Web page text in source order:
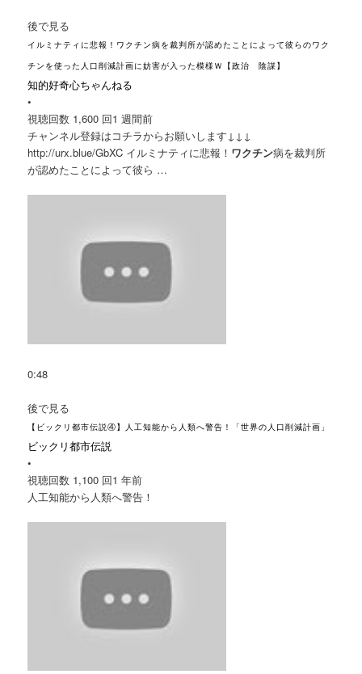
後で見る
イルミナティに悲報！ワクチン病を裁判所が認めたことによって彼らのワク
チンを使った人口削減計画に妨害が入った模様Ｗ【政治 陰謀】
知的好奇心ちゃんねる
•
視聴回数 1,600 回1 週間前
チャンネル登録はコチラからお願いします↓↓↓
http://urx.blue/GbXC イルミナティに悲報！ ワクチン病を裁判所
が認めたことによって彼ら …
0:48
後で見る
【ビックリ都市伝説④】人工知能から人類へ警告！「世界の人口削減計画」
ビックリ都市伝説
•
視聴回数 1,100 回1 年前
人工知能から人類へ警告！